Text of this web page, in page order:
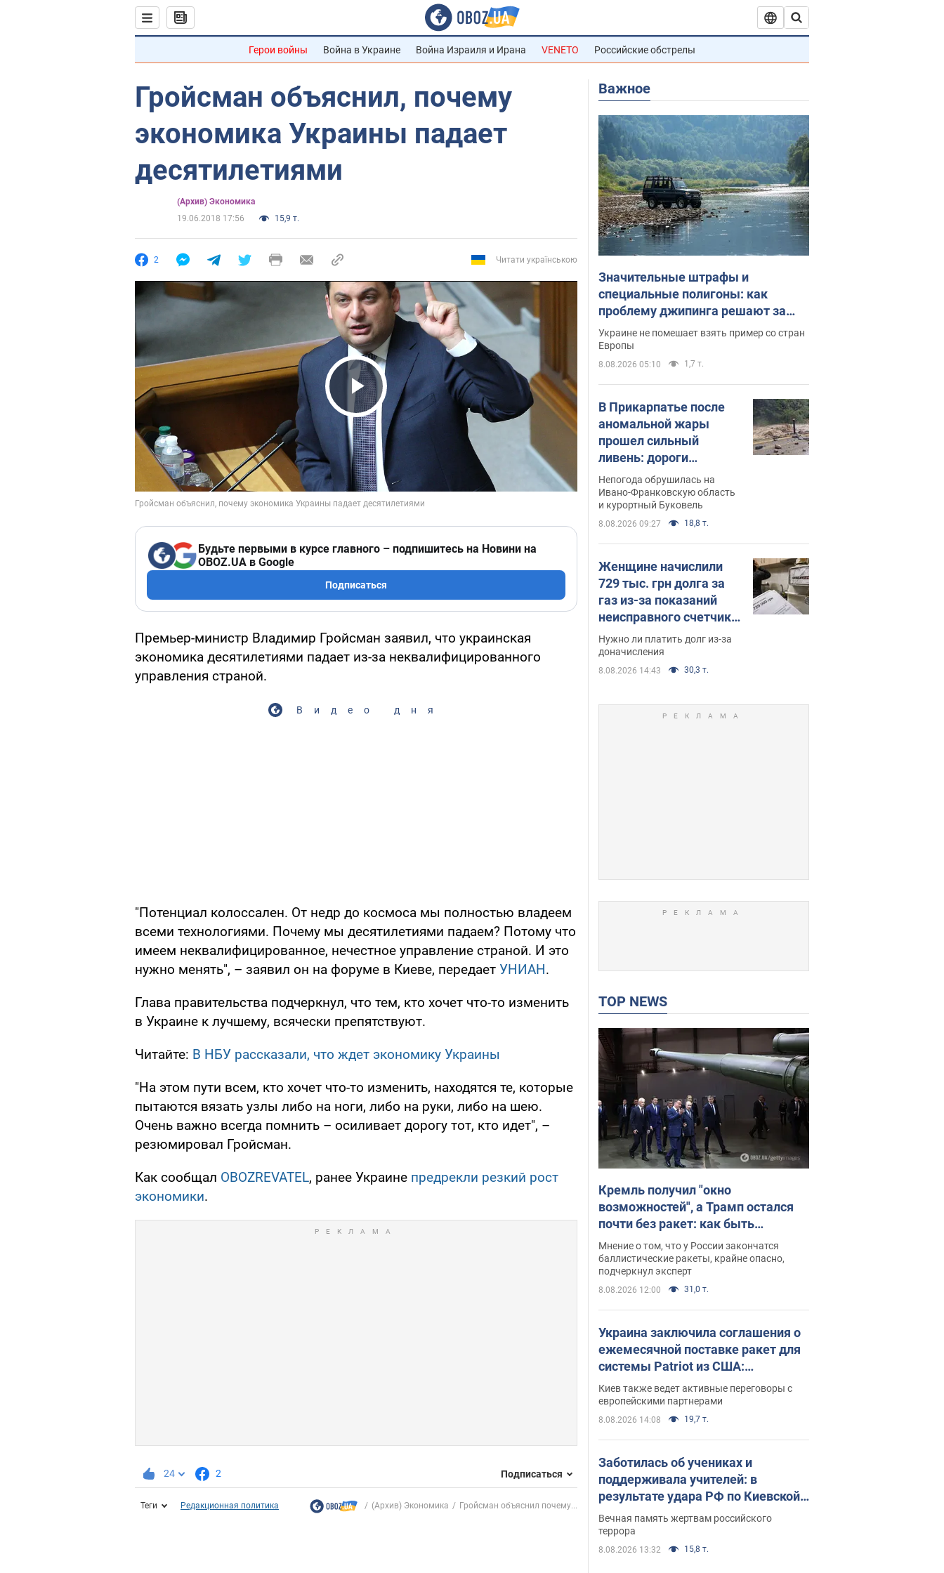
Герои войны Война в Украине Война Израиля и Ирана VENETO Российские обстрелы
Гройсман объяснил, почему
экономика Украины падает
десятилетиями
(Архив) Экономика
19.06.2018 17:56
15,9 т.
2 Читати українською
Play Video
Будьте первыми в курсе главного – подпишитесь на Новини на
OBOZ.UA в Google
Подписаться
Премьер-министр Владимир Гройсман заявил, что украинская
экономика десятилетиями падает из-за неквалифицированного
управления страной.
Видео дня
"Потенциал колоссален. От недр до космоса мы полностью владеем
всеми технологиями. Почему мы десятилетиями падаем? Потому что
имеем неквалифицированное, нечестное управление страной. И это
нужно менять", – заявил он на форуме в Киеве, передает УНИАН.
Глава правительства подчеркнул, что тем, кто хочет что-то изменить
в Украине к лучшему, всячески препятствуют.
Читайте: В НБУ рассказали, что ждет экономику Украины
"На этом пути всем, кто хочет что-то изменить, находятся те, которые
пытаются вязать узлы либо на ноги, либо на руки, либо на шею.
Очень важно всегда помнить – осиливает дорогу тот, кто идет", –
резюмировал Гройсман.
Как сообщал OBOZREVATEL, ранее Украине предрекли резкий рост
экономики.
24 2 Подписаться
Теги Редакционная политика (Архив) Экономика Гройсман объяснил почему...
Важное
Значительные штрафы и
специальные полигоны: как
проблему джипинга решают за
границей
Украине не помешает взять пример со стран
Европы
8.08.2026 05:10 1,7 т.
В Прикарпатье после
аномальной жары
прошел сильный
ливень: дороги
превратились в реки.
Видео
Непогода обрушилась на
Ивано-Франковскую область
и курортный Буковель
8.08.2026 09:27 18,8 т.
Женщине начислили
729 тыс. грн долга за
газ из-за показаний
неисправного счетчика:
судья вынес
неожиданное решение
Нужно ли платить долг из-за
доначисления
8.08.2026 14:43 30,3 т.
TOP NEWS
Кремль получил "окно
возможностей", а Трамп остался
почти без ракет: как быть
Украине? Интервью с Мельником
Мнение о том, что у России закончатся
баллистические ракеты, крайне опасно,
подчеркнул эксперт
8.08.2026 12:00 31,0 т.
Украина заключила соглашения о
ежемесячной поставке ракет для
системы Patriot из США:
Зеленский раскрыл подробности
Киев также ведет активные переговоры с
европейскими партнерами
8.08.2026 14:08 19,7 т.
Заботилась об учениках и
поддерживала учителей: в
результате удара РФ по Киевской
области погибли директор
киевского лицея, её муж и внук
Вечная память жертвам российского
террора
8.08.2026 13:32 15,8 т.